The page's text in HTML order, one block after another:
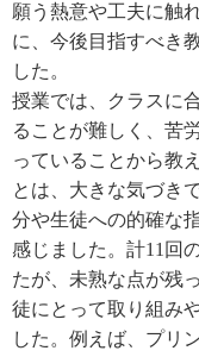
願う熱意や工夫に触
に、今後目指すべき
した。
授業では、クラスに
ることが難しく、苦
っていることから教
とは、大きな気づき
分や生徒への的確な
感じました。計11回
たが、未熟な点が残
徒にとって取り組み
した。例えば、プリ